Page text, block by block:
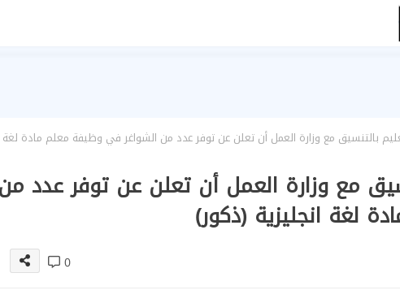
بالتنسيق مع وزارة العمل أن تعلن عن توفر عدد من الشواغر في وظيفة معلم مادة لغة
مع وزارة العمل أن تعلن عن توفر عدد من
لغة انجليزية (ذكور)
0